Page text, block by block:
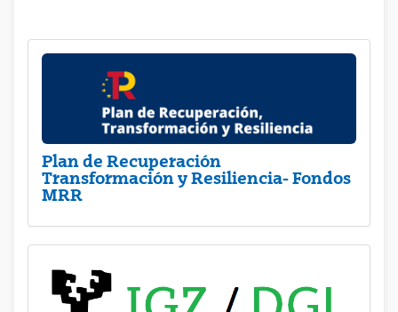
Plan de Recuperación
Transformación y Resiliencia- Fondos
MRR